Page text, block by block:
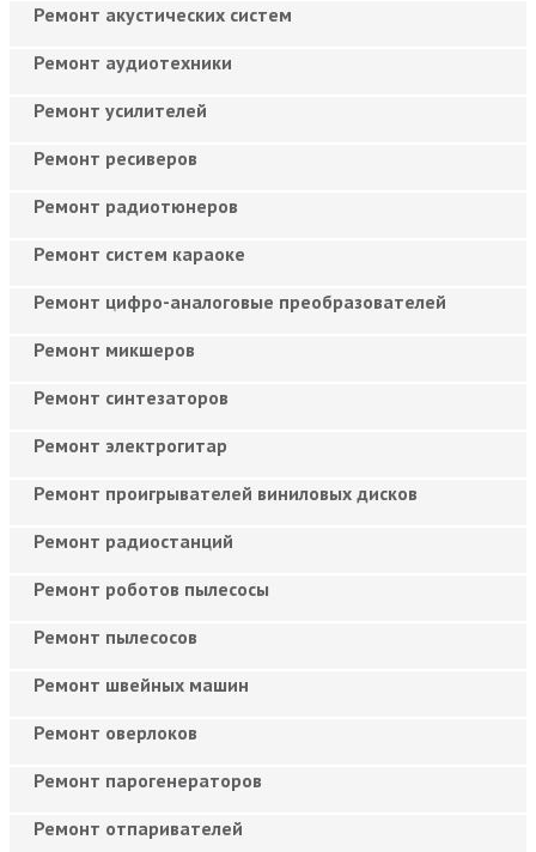
Ремонт акустических систем
Ремонт аудиотехники
Ремонт усилителей
Ремонт ресиверов
Ремонт радиотюнеров
Ремонт систем караоке
Ремонт цифро-аналоговые преобразователей
Ремонт микшеров
Ремонт синтезаторов
Ремонт электрогитар
Ремонт проигрывателей виниловых дисков
Ремонт радиостанций
Ремонт роботов пылесосы
Ремонт пылесосов
Ремонт швейных машин
Ремонт оверлоков
Ремонт парогенераторов
Ремонт отпаривателей